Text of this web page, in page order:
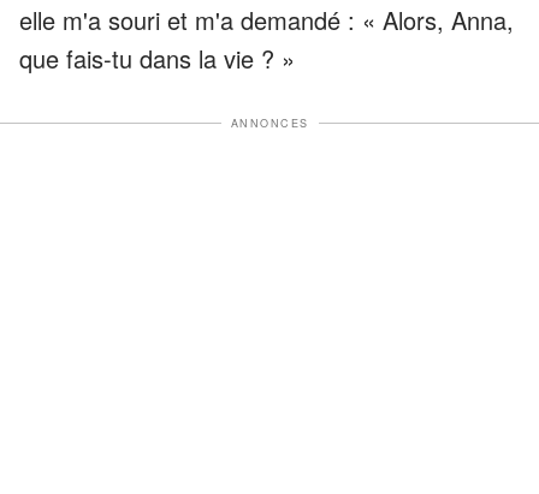
elle m'a souri et m'a demandé : « Alors, Anna,
que fais-tu dans la vie ? »
ANNONCES